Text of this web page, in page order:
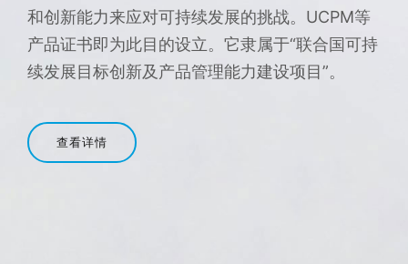
和创新能力来应对可持续发展的挑战。UCPM等
产品证书即为此目的设立。它隶属于“联合国可持
续发展目标创新及产品管理能力建设项目”。
查看详情